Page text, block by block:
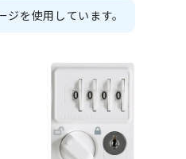
を使用しています。